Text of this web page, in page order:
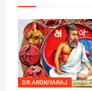
DR.AROKIYARAJ